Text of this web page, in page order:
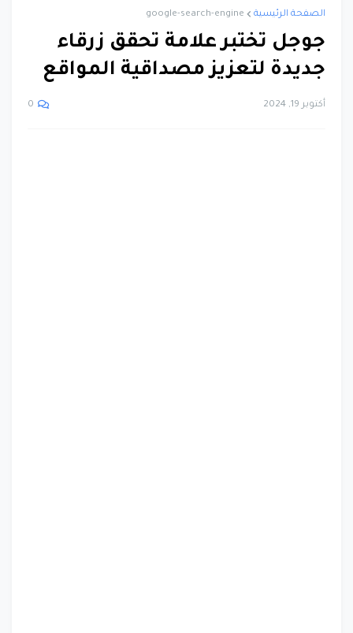
الصفحة الرئيسية google-search-engine
جوجل تختبر علامة تحقق زرقاء
جديدة لتعزيز مصداقية المواقع
أكتوبر 19, 2024 0